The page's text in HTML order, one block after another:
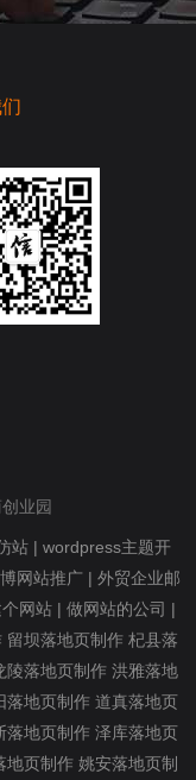
业园
站 |wordpress主题开
网站推广 |外贸企业邮
网站 |做网站的公司 |
留坝落地页制作 杞县落
陵落地页制作 洪雅落地
落地页制作 道真落地页
落地页制作 泽库落地页
地页制作 姚安落地页制